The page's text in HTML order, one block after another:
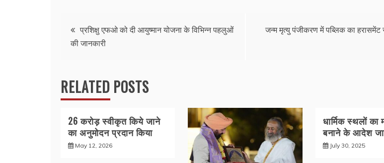
b
o
k
A
Post
navigation
प्रशिक्षु एफओ को दी आयुष्मान योजना के विभिन्न पहलुओं
की जानकारी
जन्म मृत्यु पंजीकरण में पब्लिक का हरासमेंट
RELATED POSTS
26 करोड़ स्वीकृत किये जाने
का अनुमोदन प्रदान किया
May 12, 2026
धार्मिक स्थलों का
बनाने के आदेश
July 30, 2025